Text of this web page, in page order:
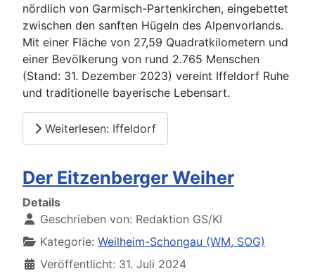
nördlich von Garmisch-Partenkirchen, eingebettet
zwischen den sanften Hügeln des Alpenvorlands.
Mit einer Fläche von 27,59 Quadratkilometern und
einer Bevölkerung von rund 2.765 Menschen
(Stand: 31. Dezember 2023) vereint Iffeldorf Ruhe
und traditionelle bayerische Lebensart.
Weiterlesen: Iffeldorf
Der Eitzenberger Weiher
Details
Geschrieben von: Redaktion GS/KI
Kategorie: Weilheim-Schongau (WM, SOG)
Veröffentlicht: 31. Juli 2024